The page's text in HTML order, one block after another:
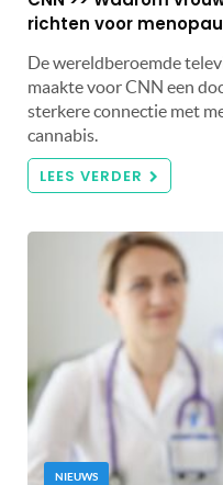
richten voor
De wereldberoemde
maakte voor CNN een
sterkere connectie met
cannabis.
LEES VERDER
NIEUWS